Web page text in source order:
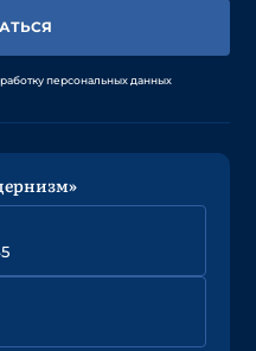
персональных данных